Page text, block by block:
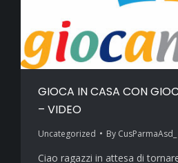
GIOCA IN CASA CON
– VIDEO
Uncategorized By CusParmaAsd_
Ciao ragazzi in attesa di